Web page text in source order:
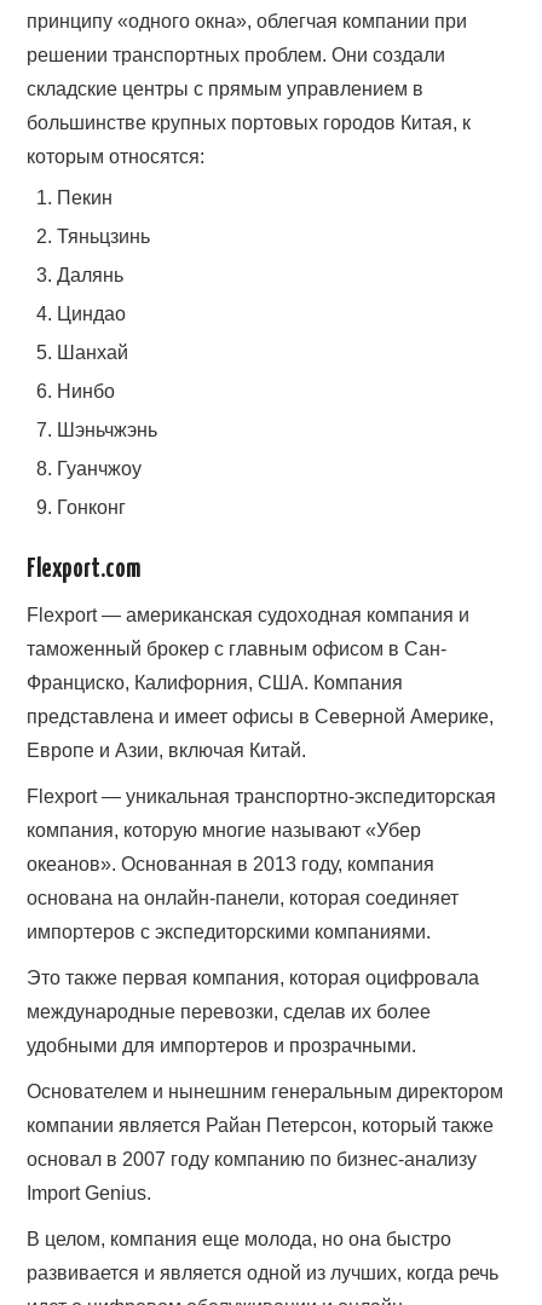
принципу «одного окна», облегчая компании при
решении транспортных проблем. Они создали
складские центры с прямым управлением в
большинстве крупных портовых городов Китая, к
которым относятся:
Пекин
Тяньцзинь
Далянь
Циндао
Шанхай
Нинбо
Шэньчжэнь
Гуанчжоу
Гонконг
Flexport.com
Flexport — американская судоходная компания и
таможенный брокер с главным офисом в Сан-
Франциско, Калифорния, США. Компания
представлена и имеет офисы в Северной Америке,
Европе и Азии, включая Китай.
Flexport — уникальная транспортно-экспедиторская
компания, которую многие называют «Убер
океанов». Основанная в 2013 году, компания
основана на онлайн-панели, которая соединяет
импортеров с экспедиторскими компаниями.
Это также первая компания, которая оцифровала
международные перевозки, сделав их более
удобными для импортеров и прозрачными.
Основателем и нынешним генеральным директором
компании является Райан Петерсон, который также
основал в 2007 году компанию по бизнес-анализу
Import Genius.
В целом, компания еще молода, но она быстро
развивается и является одной из лучших, когда речь